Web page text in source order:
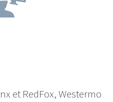
et RedFox, Westermo